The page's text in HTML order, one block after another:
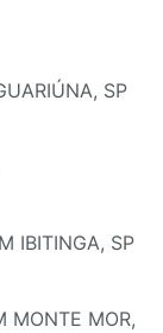
SP
IBITINGA, SP
MONTE MOR,